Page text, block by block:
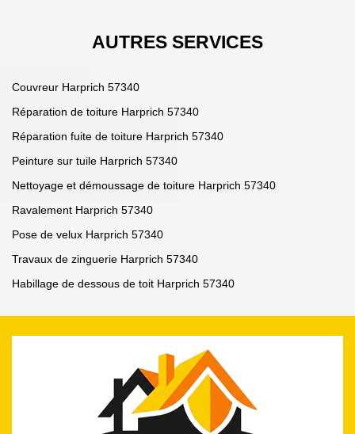
AUTRES SERVICES
Couvreur Harprich 57340
Réparation de toiture Harprich 57340
Réparation fuite de toiture Harprich 57340
Peinture sur tuile Harprich 57340
Nettoyage et démoussage de toiture Harprich 57340
Ravalement Harprich 57340
Pose de velux Harprich 57340
Travaux de zinguerie Harprich 57340
Habillage de dessous de toit Harprich 57340